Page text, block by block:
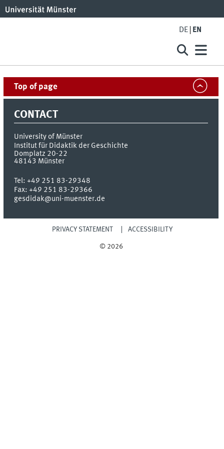
DE EN
Top of page
CONTACT
University of Münster
Institut für Didaktik der Geschichte
Domplatz 20-22
48143 Münster
Tel:+49 251 83-29348
Fax:+49 251 83-29366
gesdidak@uni-muenster.de
PRIVACY STATEMENT ACCESSIBILITY
© 2026